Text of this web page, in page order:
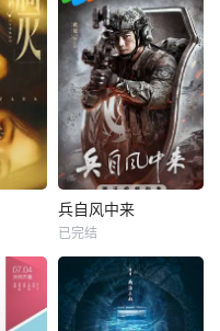
兵自风中来
已完结